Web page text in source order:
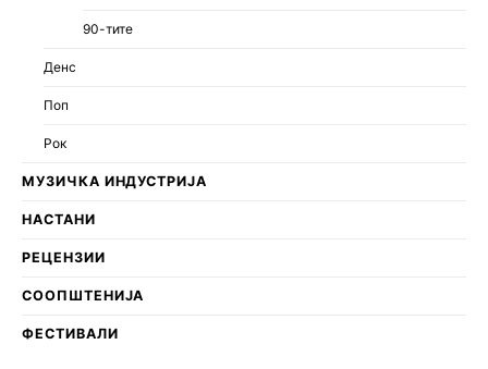
90-тите
Денс
Поп
Рок
МУЗИЧКА ИНДУСТРИЈА
НАСТАНИ
РЕЦЕНЗИИ
СООПШТЕНИЈА
ФЕСТИВАЛИ